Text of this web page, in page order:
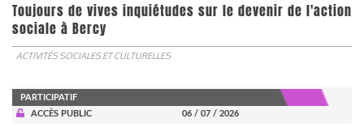
Toujours de vives inquiétudes sur le devenir de l'action
sociale à Bercy
ACTIVITÉS SOCIALES ET CULTURELLES
PARTICIPATIF
ACCÈS PUBLIC
06 / 07 / 2026